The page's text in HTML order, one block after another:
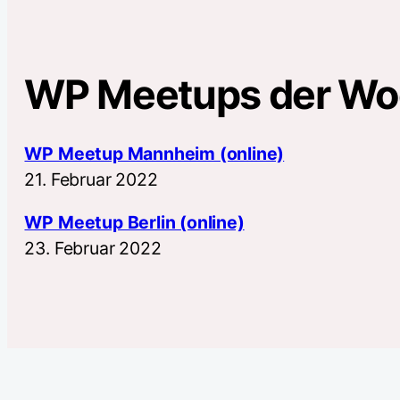
WP Meetups der
WP Meetup Mannheim (online)
21. Februar 2022
WP Meetup Berlin (online)
23. Februar 2022